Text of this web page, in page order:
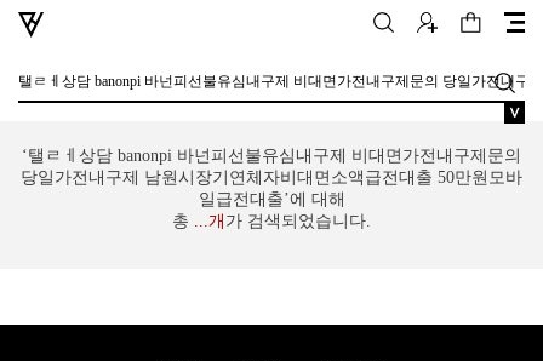
∨
‘탤ㄹㅔ상담 banonpi 바넌피선불유심내구제 비대면가전내구제문의
당일가전내구제 남원시장기연체자비대면소액급전대출 50만원모바
일급전대출’에 대해
총 ...개 가 검색되었습니다.